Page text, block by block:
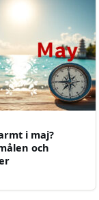
i maj?
och